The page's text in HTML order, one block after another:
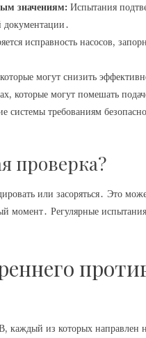
значениям: Испытания
документации․
исправность насосов,
могут снизить
которые могут помешать
системы требованиям
проверка?
или засоряться․ Это
момент․ Регулярные
из которых направлен